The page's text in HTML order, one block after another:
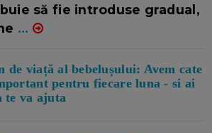
să fie introduse gradual,
...
de viață al bebelușului: Avem cate
pentru fiecare luna - si ai
te va ajuta